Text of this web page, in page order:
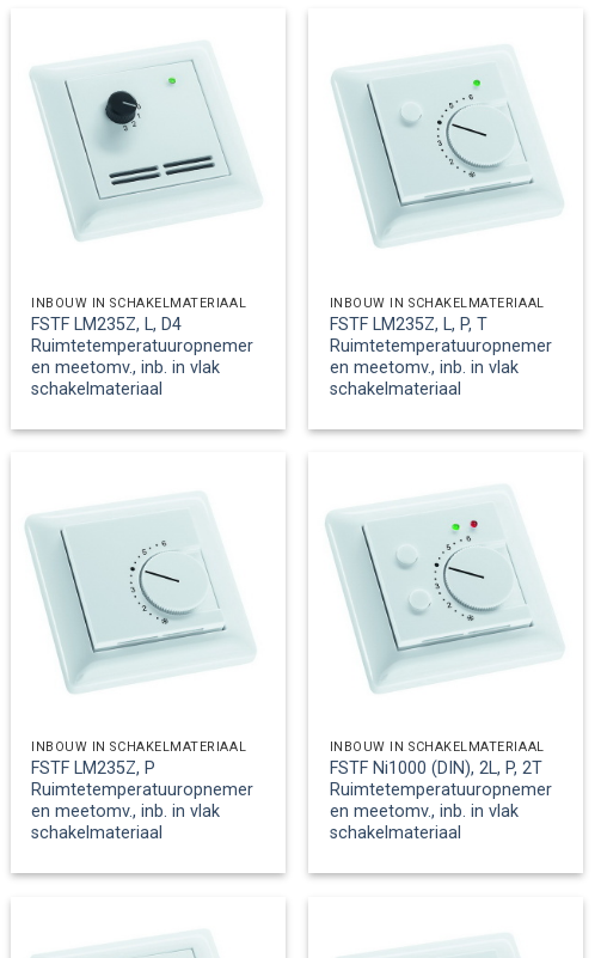
INBOUW IN SCHAKELMATERIAAL
FSTF LM235Z, L, D4
Ruimtetemperatuuropnemer
en meetomv., inb. in vlak
schakelmateriaal
INBOUW IN SCHAKELMATERIAAL
FSTF LM235Z, L, P, T
Ruimtetemperatuuropnemer
en meetomv., inb. in vlak
schakelmateriaal
INBOUW IN SCHAKELMATERIAAL
FSTF LM235Z, P
Ruimtetemperatuuropnemer
en meetomv., inb. in vlak
schakelmateriaal
INBOUW IN SCHAKELMATERIAAL
FSTF Ni1000 (DIN), 2L, P, 2T
Ruimtetemperatuuropnemer
en meetomv., inb. in vlak
schakelmateriaal